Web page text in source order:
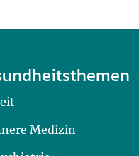
Medizin